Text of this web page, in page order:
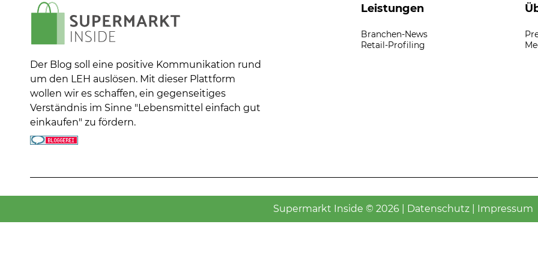
Der Blog soll eine positive Kommunikation rund
um den LEH auslösen. Mit dieser Plattform
wollen wir es schaffen, ein gegenseitiges
Verständnis im Sinne "Lebensmittel einfach gut
einkaufen" zu fördern.
Leistungen
Branchen-News
Retail-Profiling
Supermarkt Inside © 2026 | Datenschutz Impressum